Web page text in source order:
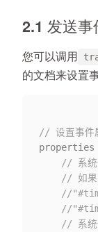
2.1 发送事
您可以调用
的文档来设置
// 设置事件
properties
// 系统
// 如果
//
//
// 系统